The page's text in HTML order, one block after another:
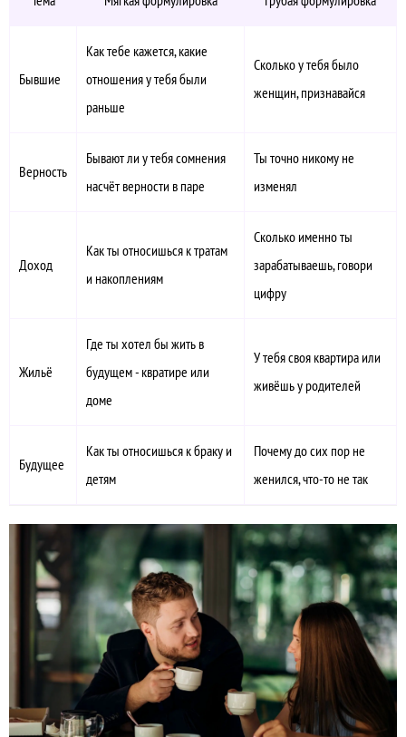
Бывшие
Как тебе кажется, какие
отношения у тебя были
раньше
Сколько у тебя было
женщин, признавайся
Верность
Бывают ли у тебя сомнения
насчёт верности в паре
Ты точно никому не
изменял
Доход
Как ты относишься к тратам
и накоплениям
Сколько именно ты
зарабатываешь, говори
цифру
Жильё
Где ты хотел бы жить в
будущем - квратире или
доме
У тебя своя квартира или
живёшь у родителей
Будущее
Как ты относишься к браку и
детям
Почему до сих пор не
женился, что-то не так